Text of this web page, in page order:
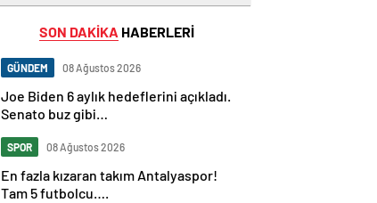
SON DAKİKA HABERLERİ
GÜNDEM 08 Ağustos 2026
Joe Biden 6 aylık hedeflerini açıkladı.
Senato buz gibi…
SPOR 08 Ağustos 2026
En fazla kızaran takım Antalyaspor!
Tam 5 futbolcu….